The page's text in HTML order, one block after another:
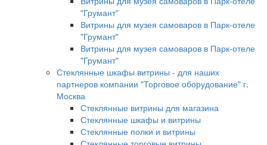
"Грумант"
Витрины для музея самоваров в Парк-отеле
"Грумант"
Витрины для музея самоваров в Парк-отеле
"Грумант"
Стеклянные шкафы витрины - для наших
партнеров компании "Торговое оборудование" г.
Москва
Стеклянные витрины для магазина
Стеклянные шкафы и витрины
Стеклянные полки и витрины